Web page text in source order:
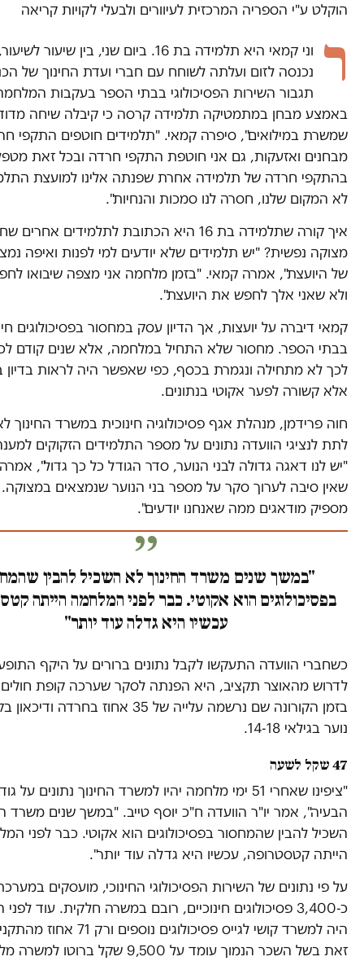
הוקלט ע"י הספריה המרכזית לעיוורים ולבעלי לקויות קריאה
ר
וני קמאי היא תלמידה בת 16. ביום שני, בין שיעור
נכנסה לזום ועלתה לשוחח עם חברי ועדת החינוך של
תגבור השירות הפסיכולוגי בבתי הספר בעקבות
באמצע מבחן במתמטיקה תלמידה קרסה כי קיבלה שיחה
שמשרת במילואים", סיפרה קמאי. "תלמידים חוטפים התקפי
מבחנים ואזעקות, גם אני חוטפת התקפי חרדה ובכל זאת
בהתקפי חרדה של תלמידה אחרת שפנתה אלינו למועצת
לא המקום שלנו, חסרה לנו סמכות והנחיות".
איך קורה שתלמידה בת 16 היא הכתובת לתלמידים אחרים
מצוקה נפשית? "יש תלמידים שלא יודעים למי לפנות ואיפה
של היועצת", אמרה קמאי. "בזמן מלחמה אני מצפה שיבואו
ולא שאני אלך לחפש את היועצת".
קמאי דיברה על יועצות, אך הדיון עסק במחסור בפסיכולוגים
בבתי הספר. מחסור שלא התחיל במלחמה, אלא שנים קודם
לכך לא מתחילה ונגמרת בכסף, כפי שאפשר היה לראות בדיון
אלא קשורה לפער אקוטי בנתונים.
חוה פרידמן, מנהלת אגף פסיכולוגיה חינוכית במשרד החינוך
לתת לנציגי הוועדה נתונים על מספר התלמידים הזקוקים
"יש לנו דאגה גדולה לבני הנוער, סדר הגודל כל כך גדול",
שאין סיבה לערוך סקר על מספר בני הנוער שנמצאים במצוקה.
מספיק מודאגים ממה שאנחנו יודעים".
"במשך שנים משרד החינוך לא השכיל להבין
בפסיכולוגים הוא אקוטי. כבר לפני המלחמה הייתה
עכשיו היא גדלה עוד יותר"
כשחברי הוועדה התעקשו לקבל נתונים ברורים על היקף
לדרוש מהאוצר תקציב, היא הפנתה לסקר שערכה קופת
בזמן הקורונה שם נרשמה עלייה של 35 אחוז בחרדה
נוער בגילאי 14-18.
47 שקל לשעה
"ציפינו שאחרי 51 ימי מלחמה יהיו למשרד החינוך נתונים על
הבעיה", אמר יו"ר הוועדה ח"כ יוסף טייב. "במשך שנים משרד
השכיל להבין שהמחסור בפסיכולוגים הוא אקוטי. כבר לפני
הייתה קטסטרופה, עכשיו היא גדלה עוד יותר".
על פי נתונים של השירות הפסיכולוגי החינוכי, מועסקים
כ-3,400 פסיכולוגים חינוכיים, רובם במשרה חלקית. עוד
היה למשרד קושי לגייס פסיכולוגים
זאת בשל השכר הנמוך עומד על 9,500 שקל ברוטו